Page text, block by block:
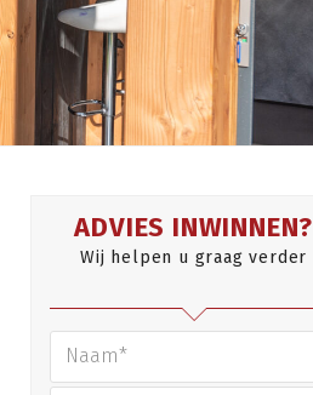
ADVIES INWINNEN?
Wij helpen u graag verder